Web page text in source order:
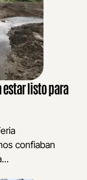
estar listo para
confiaban